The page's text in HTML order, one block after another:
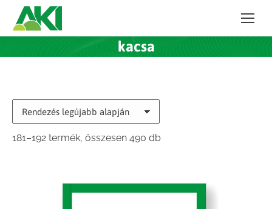
kacsa
181–192 termék, összesen 490 dbSorted